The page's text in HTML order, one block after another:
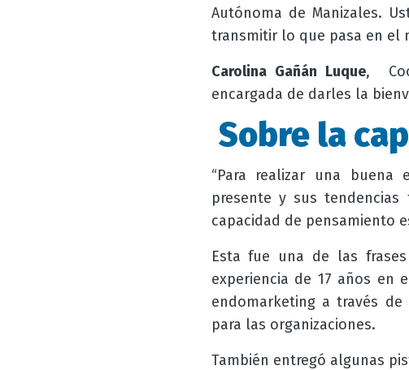
Autónoma de Manizales.
transmitir lo que pasa en el
Carolina Gañán Luque,
encargada de darles la
Sobre la
“Para realizar una buena
presente y sus
capacidad de pensamiento
Esta fue una de las
experiencia de 17 años en
endomarketing a través
para las organizaciones.
También entregó algunas